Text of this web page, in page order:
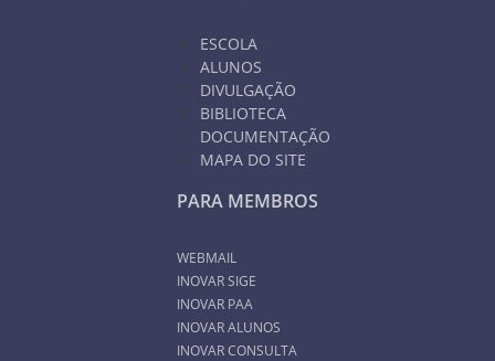
ESCOLA
ALUNOS
DIVULGAÇÃO
BIBLIOTECA
DOCUMENTAÇÃO
MAPA DO SITE
PARA MEMBROS
WEBMAIL
INOVAR SIGE
INOVAR PAA
INOVAR ALUNOS
INOVAR CONSULTA